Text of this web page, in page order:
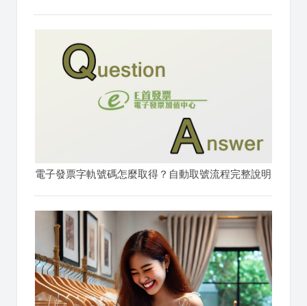
電子發票字軌號碼怎麼取得？自動取號流程完整說明